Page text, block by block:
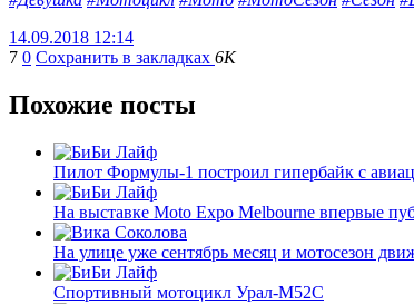
14.09.2018 12:14
7 0 Сохранить в закладках 6K
Похожие посты
Пилот Формулы-1 построил гипербайк с
На выставке Moto Expo Melbourne впервые
На улице уже сентябрь месяц и мотосезон
Спортивный мотоцикл Урал-М52С